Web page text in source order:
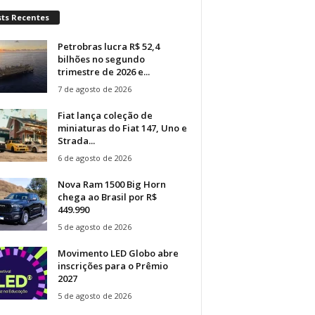
Recentes
Petrobras lucra R$ 52,4
bilhões no segundo
trimestre de 2026 e...
7 de agosto de 2026
Fiat lança coleção de
miniaturas do Fiat 147, Uno e
Strada...
6 de agosto de 2026
Nova Ram 1500 Big Horn
chega ao Brasil por R$
449.990
5 de agosto de 2026
Movimento LED Globo abre
inscrições para o Prêmio
2027
5 de agosto de 2026